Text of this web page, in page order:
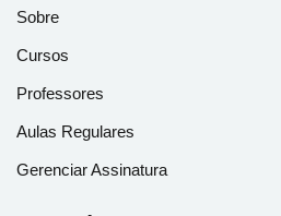
Sobre
Cursos
Professores
Aulas Regulares
Gerenciar Assinatura